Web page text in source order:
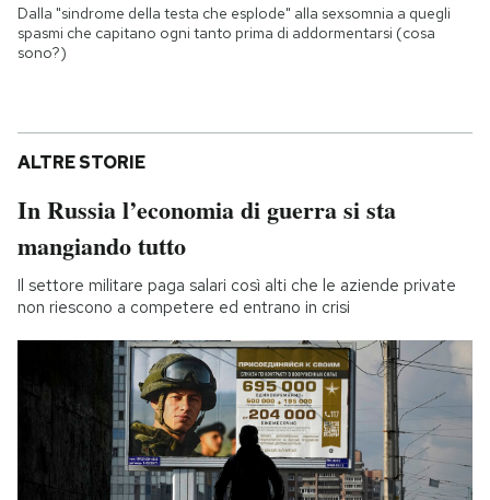
Dalla "sindrome della testa che esplode" alla sexsomnia a quegli
spasmi che capitano ogni tanto prima di addormentarsi (cosa
sono?)
ALTRE STORIE
In Russia l’economia di guerra si sta
mangiando tutto
Il settore militare paga salari così alti che le aziende private
non riescono a competere ed entrano in crisi